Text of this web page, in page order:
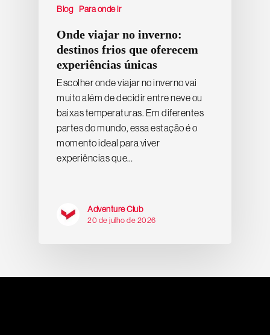
Blog Para onde ir
Onde viajar no inverno:
destinos frios que oferecem
experiências únicas
Escolher onde viajar no inverno vai
muito além de decidir entre neve ou
baixas temperaturas. Em diferentes
partes do mundo, essa estação é o
momento ideal para viver
experiências que…
Adventure Club
20 de julho de 2026